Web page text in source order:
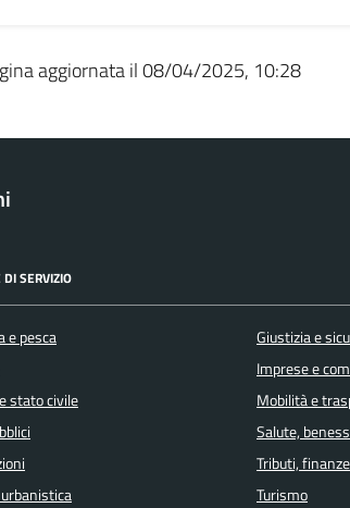
aggiornata il 08/04/2025, 10:28
DI SERVIZIO
e pesca
stato civile
Giustizia e
Imprese e
Mobilità e
Salute,
Tributi,
Turismo